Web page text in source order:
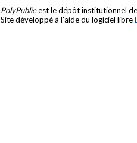
PolyPublieest le dépôt institutionnel
Site développé à l'aide du logiciel libre